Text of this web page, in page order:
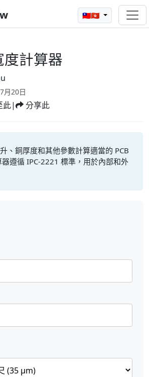
🇹🇼🇭🇰
度計算器
月20日
此| 分享此
、銅厚度和其他參數計算適當的 PCB
遵循 IPC-2221 標準，用於內部和外